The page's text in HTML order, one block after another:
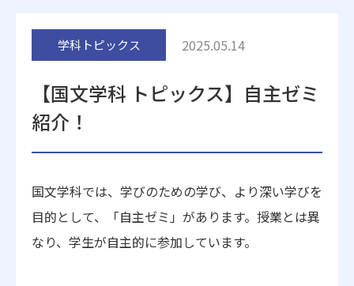
附属施設
受験生の方へ 在学生の方へ
卒業生の方へ 一般・企業の方
学科トピックス 2025.05.14
【国文学科 トピックス】自主ゼミ
紹介！
国文学科では、学びのための学び、より深い学びを
目的として、「自主ゼミ」があります。授業とは異
なり、学生が自主的に参加しています。